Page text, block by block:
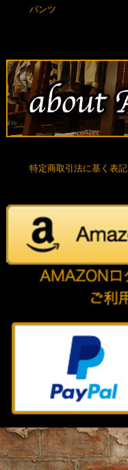
パンツ
特定商取引法に基く表記